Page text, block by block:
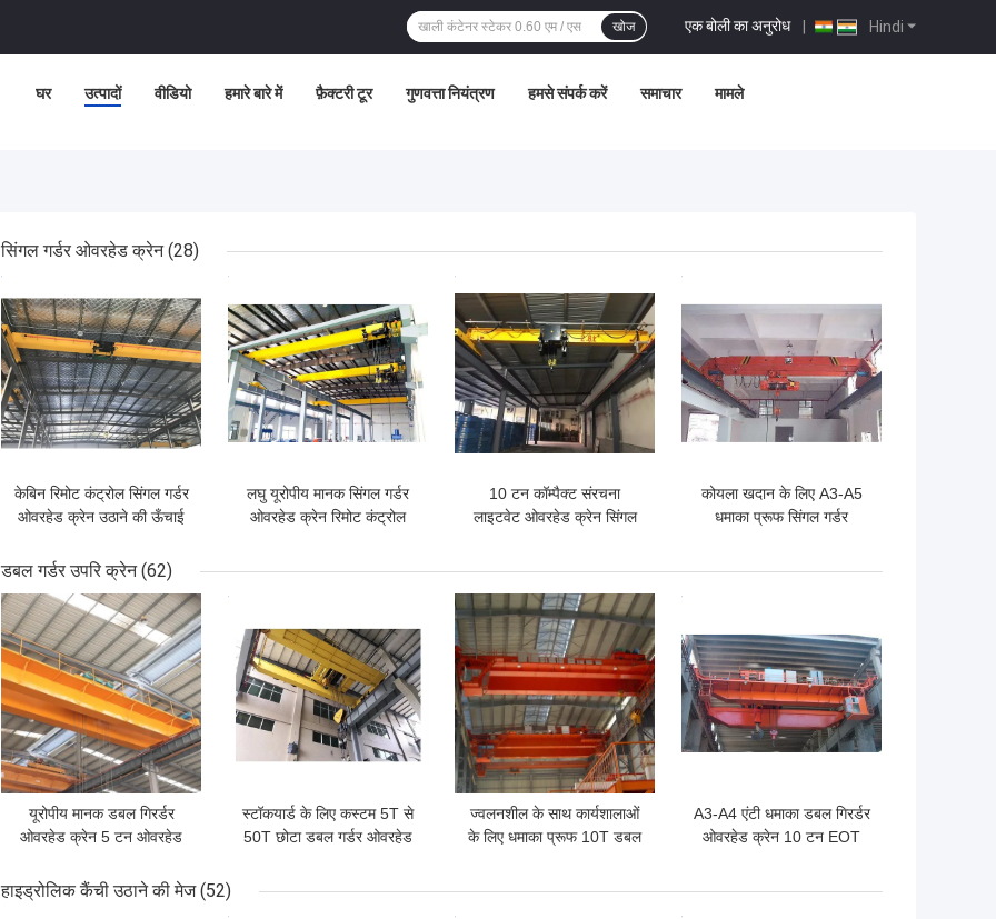
Hindi
एक बोली का अनुरोध |
खोज
घर उत्पादों वीडियो हमारे बारे में फ़ैक्टरी टूर गुणवत्ता नियंत्रण हमसे संपर्क करें समाचार मामले
सिंगल गर्डर ओवरहेड क्रेन (28)
केबिन रिमोट कंट्रोल सिंगल गर्डर
ओवरहेड क्रेन उठाने की ऊँचाई
लघु यूरोपीय मानक सिंगल गर्डर
ओवरहेड क्रेन रिमोट कंट्रोल
10 टन कॉम्पैक्ट संरचना
लाइटवेट ओवरहेड क्रेन सिंगल
कोयला खदान के लिए A3-A5
धमाका प्रूफ सिंगल गर्डर
डबल गर्डर उपरि क्रेन (62)
यूरोपीय मानक डबल गिरर्डर
ओवरहेड क्रेन 5 टन ओवरहेड
सबसे अच्छी कीमत
स्टॉकयार्ड के लिए कस्टम 5T से
50T छोटा डबल गर्डर ओवरहेड
ज्वलनशील के साथ कार्यशालाओं
के लिए धमाका प्रूफ 10T डबल
सबसे अच्छी कीमत
A3-A4 एंटी धमाका डबल गिरर्डर
ओवरहेड क्रेन 10 टन EOT
हाइड्रोलिक कैंची उठाने की मेज (52)